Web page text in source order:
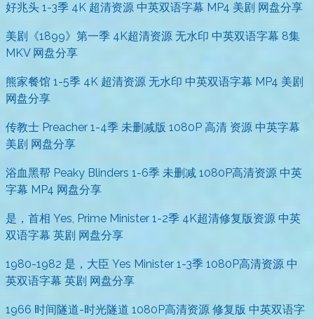
好兆头 1-3季 4K 超清资源 中英双语字幕 MP4 美剧 网盘分享
美剧《1899》第一季 4K超清资源 无水印 中英双语字幕 8集
MKV 网盘分享
熊家餐馆 1-5季 4K 超清资源 无水印 中英双语字幕 MP4 美剧
网盘分享
传教士 Preacher 1-4季 未删减版 1080P 高清 资源 中英字幕
美剧 网盘分享
浴血黑帮 Peaky Blinders 1-6季 未删减 1080P高清资源 中英
字幕 MP4 网盘分享
是，首相 Yes, Prime Minister 1-2季 4K超清修复版资源 中英
双语字幕 英剧 网盘分享
1980-1982 是，大臣 Yes Minister 1-3季 1080P高清资源 中
英双语字幕 英剧 网盘分享
1966 时间隧道-时光隧道 1080P高清资源 修复版 中英双语字